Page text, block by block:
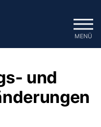
MENÜ
und